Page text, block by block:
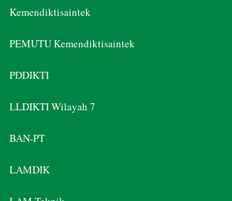
Kemendiktisaintek
PEMUTU Kemendiktisaintek
PDDIKTI
LLDIKTI Wilayah 7
BAN-PT
LAMDIK